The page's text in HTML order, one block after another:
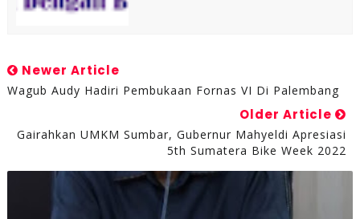
Newer Article
Wagub Audy Hadiri Pembukaan Fornas VI Di Palembang
Older Article
Gairahkan UMKM Sumbar, Gubernur Mahyeldi Apresiasi
5th Sumatera Bike Week 2022